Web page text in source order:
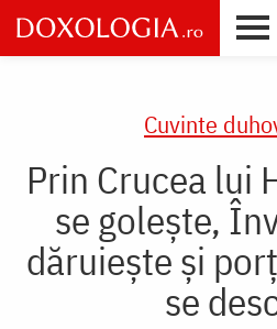
Skip
to
main
Cuvinte
Prin Crucea lui
se golește,
dăruiește și
se